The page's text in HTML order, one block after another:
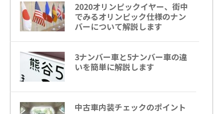
2020オリンピックイヤー、街中
でみるオリンピック仕様のナン
バーについて解説します
3ナンバー車と5ナンバー車の違
いを簡単に解説します
中古車内装チェックのポイント